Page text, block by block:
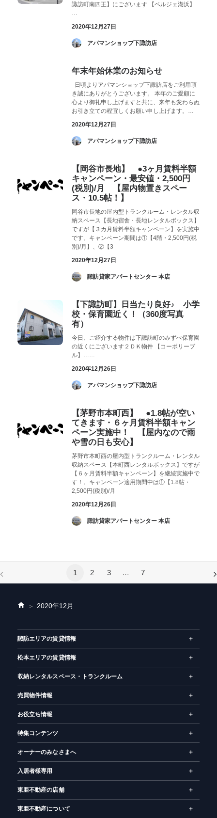
諏訪町南四王】にございます 【ベルジェ湖浜】
…
2020年12月27日
­ アパマンショップ下諏訪店
年末年始休業のお知らせ
日頃よりアパマンショップ下諏訪店をご利用頂
き誠にありがとうございます。 本年のご愛顧に
心より御礼申し上げますと共に、来年も変わらぬ
お引き立ての程宜しくお願い申し上げます。…
2020年12月27日
­ アパマンショップ下諏訪店
【岡谷市長地】 ●3ヶ月賃料半額
キャンペーン・最安値・2,500円
(税別)/月 【屋内物置きスペー
ス・10.5帖！】
岡谷市長地の屋内型トランクルーム・レンタル収
納スペース【長地宿舎・長地レンタルボックス】
ですが【３カ月賃料半額キャンペーン】を実施中
です。キャンペーン期間は①【4階・2,500円(税
別)/月】、②【3
2020年12月27日
­ 諏訪貸家アパートセンター 本店
【下諏訪町】日当たり良好♪ 小学
校・保育園近く！（360度写真
有）
今日、ご紹介する物件は下諏訪町のみずべ保育園
の近くにございます２ＤＫ物件 【コーポリーブ
ル】……
2020年12月26日
­ アパマンショップ下諏訪店
【茅野市本町西】 ●1.8帖が空い
てきます・６ヶ月賃料半額キャン
ペーン実施中！ 【屋内なので雨
や雪の日も安心】
茅野市本町西の屋内型トランクルーム・レンタル
収納スペース【本町西レンタルボックス】ですが
【６ヶ月賃料半額キャンペーン】を継続実施中で
す！。キャンペーン適用期間中は①【1.8帖・
2,500円(税別)/月
2020年12月26日
­ 諏訪貸家アパートセンター 本店
1 2 3 … 7
ホ
2020年12月
諏訪エリアの賃貸情報
松本エリアの賃貸情報
収納レンタルスペース・トランクルーム
売買物件情報
お役立ち情報
特集コンテンツ
オーナーのみなさまへ
入居者様専用
東亜不動産の店舗
東亜不動産について